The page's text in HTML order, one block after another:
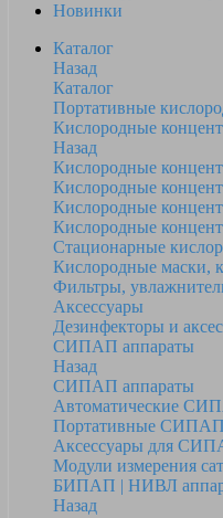
Новинки
Каталог
Назад
Каталог
Портативные
Кислородные
Назад
Кислородные
Кислородные
Кислородные
Кислородные
Стационарные
Кислородные маски,
Фильтры,
Аксессуары
Дезинфекторы и
СИПАП аппараты
Назад
СИПАП аппараты
Автоматические
Портативные СИПАП
Аксессуары для
Модули измерения
БИПАП | НИВЛ
Назад